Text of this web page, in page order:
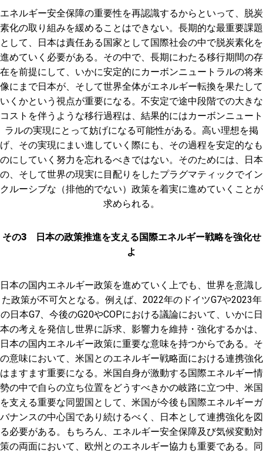
エネルギー安全保障の重要性を再認識するからといって、脱炭
素化の取り組みを緩めることはできない。長期的な最重要課題
として、日本は責任ある国家として国際社会の中で脱炭素化を
進めていく必要がある。その中で、長期にわたる移行期間の存
在を前提にして、いかに安定的にカーボンニュートラルの将来
像にまで日本が、そして世界全体がエネルギー転換を果たして
いくかという視点が重要になる。不安定で途中段階での大きな
コストを伴うような移行過程は、結果的にはカーボンニュート
ラルの実現にとって妨げになる可能性がある。高い理想を掲
げ、その実現にまい進していく際にも、その過程を安定的なも
のにしていく努力を忘れるべきではない。そのためには、日本
の、そして世界の現実に目配りをしたプラグマティックでイン
クルーシブな（排他的でない）政策を着実に進めていくことが
求められる。
その3 日本の政策推進を支える国際エネルギー戦略を強化せ
よ
日本の国内エネルギー政策を進めていく上でも、世界を意識し
た政策が不可欠となる。例えば、2022年のドイツG7や2023年
の日本G7、今後のG20やCOPにおける議論において、いかに日
本の考えを発信し世界に訴求、影響力を維持・強化するかは、
日本の国内エネルギー政策に重要な意味を持つからである。そ
の意味において、米国とのエネルギー戦略面における連携強化
はますます重要になる。米国自身が激動する国際エネルギー情
勢の中で自らの立ち位置をどうすべきかの岐路に立つ中、米国
を支える重要な同盟国として、米国が今後も国際エネルギーガ
バナンスの中心国であり続けるべく、日本として連携強化を図
る必要がある。もちろん、エネルギー安全保障及び気候変動対
策の両面において、欧州とのエネルギー協力も重要である。同